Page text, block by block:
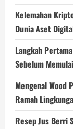
Kelemahan
Dunia Aset
Langkah
Sebelum
Mengenal Wood
Ramah
Resep Jus Berri